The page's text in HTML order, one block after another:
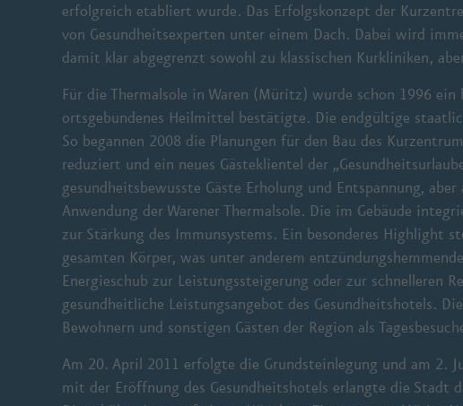
erfolgreich etabliert wurde. Das Erfolgskonzept der
von Gesundheitsexperten unter einem Dach. Dabei wird
damit klar abgegrenzt sowohl zu klassischen Kurkliniken,
Für die Thermalsole in Waren (Müritz) wurde schon 1996
ortsgebundenes Heilmittel bestätigte. Die endgültige
So begannen 2008 die Planungen für den Bau des
reduziert und ein neues Gästeklientel der
gesundheitsbewusste Gäste Erholung und Entspannung,
Anwendung der Warener Thermalsole. Die im Gebäude
zur Stärkung des Immunsystems. Ein besonderes Highlight
gesamten Körper, was unter anderem
Energieschub zur Leistungssteigerung oder zur schnelleren
gesundheitliche Leistungsangebot des Gesundheitshotels.
Bewohnern und sonstigen Gästen der Region als
Am 20. April 2011 erfolgte die Grundsteinlegung und am
mit der Eröffnung des Gesundheitshotels erlangte die Stadt